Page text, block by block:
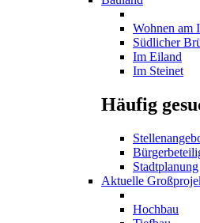
Wohnen am
Südlicher
Im Eiland
Im Steinet
Häufig
Stadtplanung
Aktuelle
Hochbau